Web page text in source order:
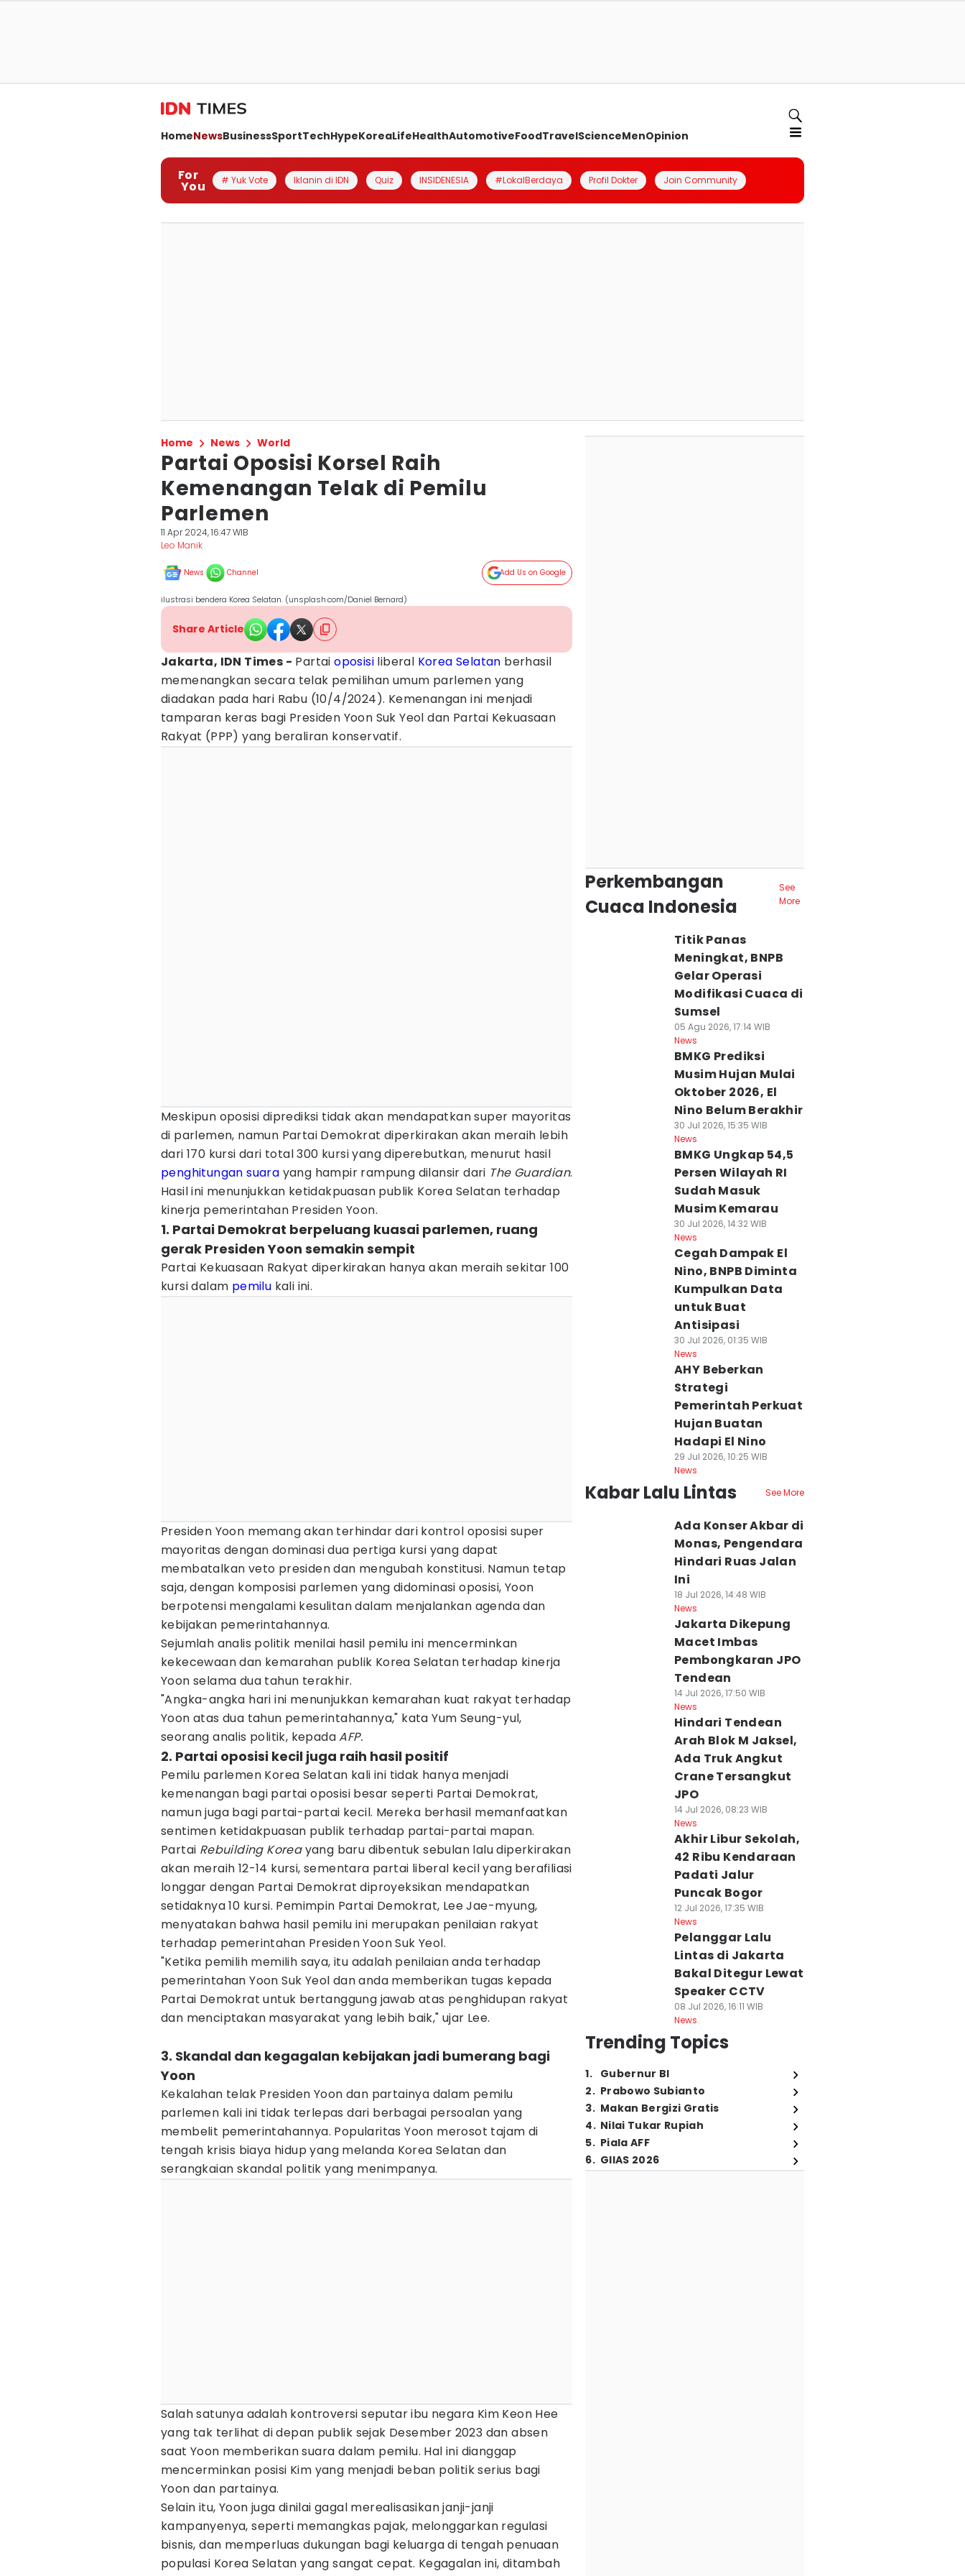
HomeNewsBusinessSportTechHypeKoreaLifeHealthAutomotiveFoodTravelScienceMenOpinion
For
You # Yuk Vote Iklanin di IDN Quiz INSIDENESIA #LokalBerdaya Profil Dokter Join Community
Home News World
Partai Oposisi Korsel Raih
Kemenangan Telak di Pemilu
Parlemen
11 Apr 2024, 16:47 WIB
Leo Manik
News Channel Add Us on Google
ilustrasi bendera Korea Selatan. (unsplash.com/Daniel Bernard)
Share Article
Jakarta, IDN Times - Partaioposisi liberal Korea Selatan berhasil
memenangkan secara telak pemilihan umum parlemen yang
diadakan pada hari Rabu (10/4/2024). Kemenangan ini menjadi
tamparan keras bagi Presiden Yoon Suk Yeol dan Partai Kekuasaan
Rakyat (PPP) yang beraliran konservatif.
Meskipun oposisi diprediksi tidak akan mendapatkan super mayoritas
di parlemen, namun Partai Demokrat diperkirakan akan meraih lebih
dari 170 kursi dari total 300 kursi yang diperebutkan, menurut hasil
penghitungan suara yang hampir rampung dilansir dari The Guardian.
Hasil ini menunjukkan ketidakpuasan publik Korea Selatan terhadap
kinerja pemerintahan Presiden Yoon.
1. Partai Demokrat berpeluang kuasai parlemen, ruang
gerak Presiden Yoon semakin sempit
Partai Kekuasaan Rakyat diperkirakan hanya akan meraih sekitar 100
kursi dalam pemilu kali ini.
Presiden Yoon memang akan terhindar dari kontrol oposisi super
mayoritas dengan dominasi dua pertiga kursi yang dapat
membatalkan veto presiden dan mengubah konstitusi. Namun tetap
saja, dengan komposisi parlemen yang didominasi oposisi, Yoon
berpotensi mengalami kesulitan dalam menjalankan agenda dan
kebijakan pemerintahannya.
Sejumlah analis politik menilai hasil pemilu ini mencerminkan
kekecewaan dan kemarahan publik Korea Selatan terhadap kinerja
Yoon selama dua tahun terakhir.
"Angka-angka hari ini menunjukkan kemarahan kuat rakyat terhadap
Yoon atas dua tahun pemerintahannya," kata Yum Seung-yul,
seorang analis politik, kepadaAFP.
2. Partai oposisi kecil juga raih hasil positif
Pemilu parlemen Korea Selatan kali ini tidak hanya menjadi
kemenangan bagi partai oposisi besar seperti Partai Demokrat,
namun juga bagi partai-partai kecil. Mereka berhasil memanfaatkan
sentimen ketidakpuasan publik terhadap partai-partai mapan.
Partai Rebuilding Koreayang baru dibentuk sebulan lalu diperkirakan
akan meraih 12-14 kursi, sementara partai liberal kecil yang berafiliasi
longgar dengan Partai Demokrat diproyeksikan mendapatkan
setidaknya 10 kursi. Pemimpin Partai Demokrat, Lee Jae-myung,
menyatakan bahwa hasil pemilu ini merupakan penilaian rakyat
terhadap pemerintahan Presiden Yoon Suk Yeol.
"Ketika pemilih memilih saya, itu adalah penilaian anda terhadap
pemerintahan Yoon Suk Yeol dan anda memberikan tugas kepada
Partai Demokrat untuk bertanggung jawab atas penghidupan rakyat
dan menciptakan masyarakat yang lebih baik," ujar Lee.
3. Skandal dan kegagalan kebijakan jadi bumerang bagi
Yoon
Kekalahan telak Presiden Yoon dan partainya dalam pemilu
parlemen kali ini tidak terlepas dari berbagai persoalan yang
membelit pemerintahannya. Popularitas Yoon merosot tajam di
tengah krisis biaya hidup yang melanda Korea Selatan dan
serangkaian skandal politik yang menimpanya.
Salah satunya adalah kontroversi seputar ibu negara Kim Keon Hee
yang tak terlihat di depan publik sejak Desember 2023 dan absen
saat Yoon memberikan suara dalam pemilu. Hal ini dianggap
mencerminkan posisi Kim yang menjadi beban politik serius bagi
Yoon dan partainya.
Selain itu, Yoon juga dinilai gagal merealisasikan janji-janji
kampanyenya, seperti memangkas pajak, melonggarkan regulasi
bisnis, dan memperluas dukungan bagi keluarga di tengah penuaan
populasi Korea Selatan yang sangat cepat. Kegagalan ini, ditambah
Perkembangan
Cuaca Indonesia
See
More
Titik Panas
Meningkat, BNPB
Gelar Operasi
Modifikasi Cuaca di
Sumsel
05 Agu 2026, 17:14 WIB
News
BMKG Prediksi
Musim Hujan Mulai
Oktober 2026, El
Nino Belum Berakhir
30 Jul 2026, 15:35 WIB
News
BMKG Ungkap 54,5
Persen Wilayah RI
Sudah Masuk
Musim Kemarau
30 Jul 2026, 14:32 WIB
News
Cegah Dampak El
Nino, BNPB Diminta
Kumpulkan Data
untuk Buat
Antisipasi
30 Jul 2026, 01:35 WIB
News
AHY Beberkan
Strategi
Pemerintah Perkuat
Hujan Buatan
Hadapi El Nino
29 Jul 2026, 10:25 WIB
News
Kabar Lalu Lintas See More
Ada Konser Akbar di
Monas, Pengendara
Hindari Ruas Jalan
Ini
18 Jul 2026, 14:48 WIB
News
Jakarta Dikepung
Macet Imbas
Pembongkaran JPO
Tendean
14 Jul 2026, 17:50 WIB
News
Hindari Tendean
Arah Blok M Jaksel,
Ada Truk Angkut
Crane Tersangkut
JPO
14 Jul 2026, 08:23 WIB
News
Akhir Libur Sekolah,
42 Ribu Kendaraan
Padati Jalur
Puncak Bogor
12 Jul 2026, 17:35 WIB
News
Pelanggar Lalu
Lintas di Jakarta
Bakal Ditegur Lewat
Speaker CCTV
08 Jul 2026, 16:11 WIB
News
Trending Topics
1. Gubernur BI
2. Prabowo Subianto
3. Makan Bergizi Gratis
4. Nilai Tukar Rupiah
5. Piala AFF
6. GIIAS 2026